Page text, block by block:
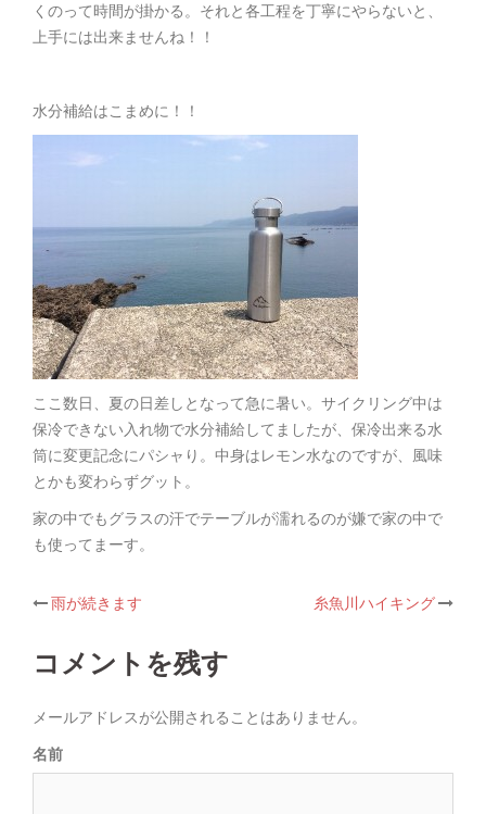
くのって時間が掛かる。それと各工程を丁寧にやらないと、
上手には出来ませんね！！
水分補給はこまめに！！
ここ数日、夏の日差しとなって急に暑い。サイクリング中は
保冷できない入れ物で水分補給してましたが、保冷出来る水
筒に変更記念にパシャり。中身はレモン水なのですが、風味
とかも変わらずグット。
家の中でもグラスの汗でテーブルが濡れるのが嫌で家の中で
も使ってまーす。
Post
navigation
雨が続きます 糸魚川ハイキング
コメントを残す
メールアドレスが公開されることはありません。
名前